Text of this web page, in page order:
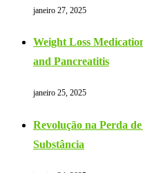
janeiro 27, 2025
Weight Loss
and Pancreatitis
janeiro 25, 2025
Revolução na Perda
Substância